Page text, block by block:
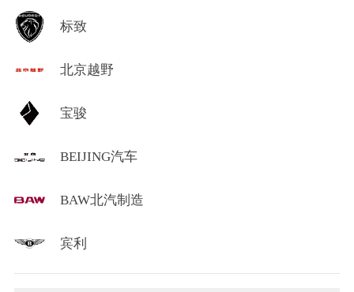
标致
北京越野
宝骏
BEIJING汽车
BAW北汽制造
宾利